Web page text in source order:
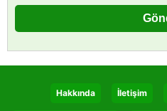
Hakkında İletişim